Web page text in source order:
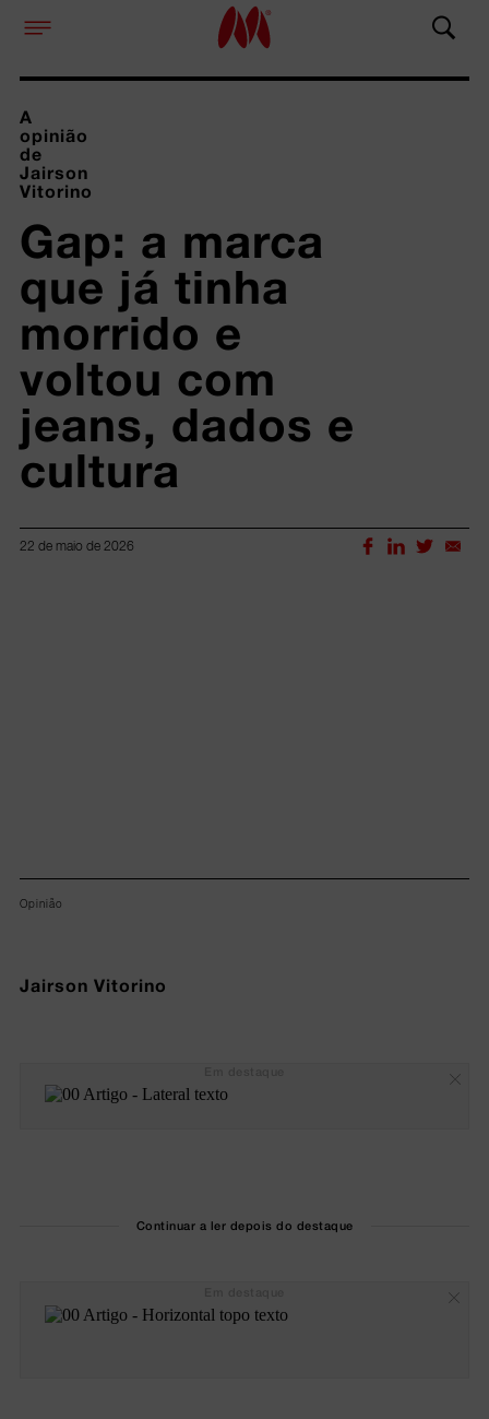
A
opinião
de
Jairson
Vitorino
Gap: a marca
que já tinha
morrido e
voltou com
jeans, dados e
cultura
22 de maio de 2026
Opinião
Jairson Vitorino
Continuar a ler depois do destaque